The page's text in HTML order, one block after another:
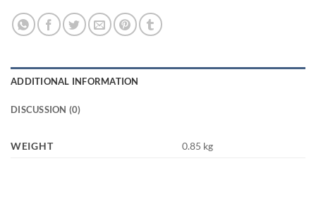
ADDITIONAL INFORMATION
DISCUSSION (0)
WEIGHT 0.85 kg